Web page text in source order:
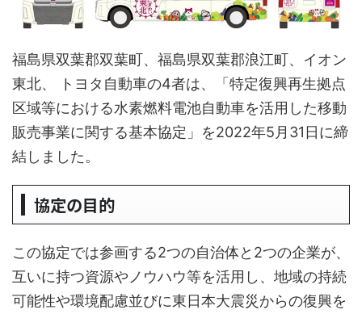
福島県双葉郡双葉町、福島県双葉郡浪江町、イオン
東北、 トヨタ自動車の4者は、「特定復興再生拠点
区域等における水素燃料電池自動車を活用した移動
販売事業に関する基本協定」を2022年5月31日に締
結しました。
協定の目的
この協定では参画する2つの自治体と2つの企業が、
互いに持つ資源やノウハウ等を活用し、地域の持続
可能性や環境配慮並びに東日本大震災からの復興を